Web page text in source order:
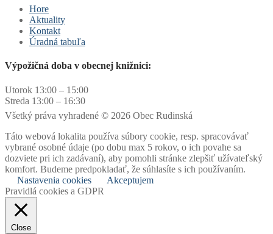
Hore
Aktuality
Kontakt
Úradná tabuľa
Výpožičná doba v obecnej knižnici:
Utorok 13:00 – 15:00
Streda 13:00 – 16:30
Všetký práva vyhradené © 2026 Obec Rudinská
Táto webová lokalita používa súbory cookie, resp. spracovávať
vybrané osobné údaje (po dobu max 5 rokov, o ich povahe sa
dozviete pri ich zadávaní), aby pomohli stránke zlepšiť užívateľský
komfort. Budeme predpokladať, že súhlasíte s ich používaním.
Nastavenia cookies
Akceptujem
Pravidlá cookies a GDPR
Close